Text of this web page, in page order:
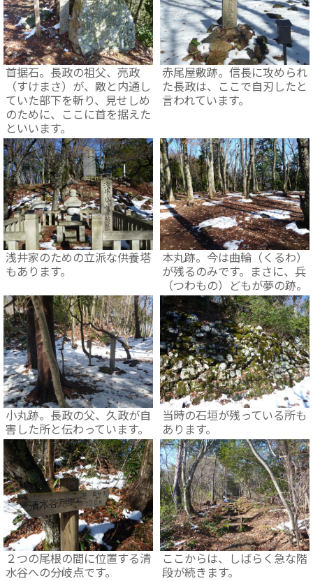
首据石。長政の祖父、亮政
（すけまさ）が、敵と内通し
ていた部下を斬り、見せしめ
のために、ここに首を据えた
といいます。
赤尾屋敷跡。信長に攻められ
た長政は、ここで自刃したと
言われています。
浅井家のための立派な供養塔
もあります。
本丸跡。今は曲輪（くるわ）
が残るのみです。まさに、兵
（つわもの）どもが夢の跡。
小丸跡。長政の父、久政が自
害した所と伝わっています。
当時の石垣が残っている所も
あります。
２つの尾根の間に位置する清
水谷への分岐点です。
ここからは、しばらく急な階
段が続きます。